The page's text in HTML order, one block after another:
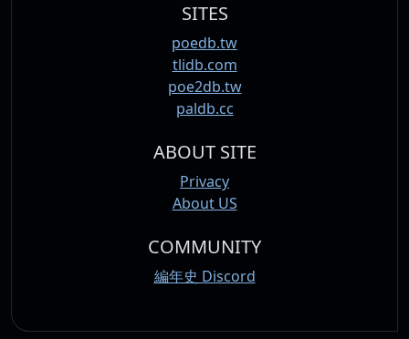
SITES
poedb.tw
tlidb.com
poe2db.tw
paldb.cc
ABOUT SITE
Privacy
About US
COMMUNITY
編年史 Discord